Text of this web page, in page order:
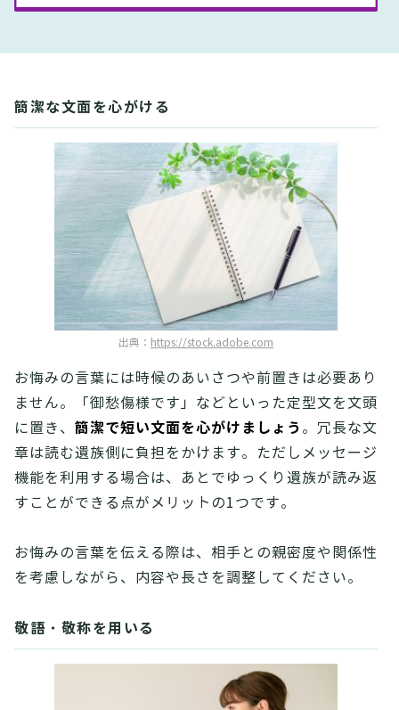
簡潔な文面を心がける
出典： https://stock.adobe.com
お悔みの言葉には時候のあいさつや前置きは必要あり
ません。「御愁傷様です」などといった定型文を文頭
に置き、 簡潔で短い文面を心がけましょう 。冗長な文
章は読む遺族側に負担をかけます。ただしメッセージ
機能を利用する場合は、あとでゆっくり遺族が読み返
すことができる点がメリットの1つです。
お悔みの言葉を伝える際は、相手との親密度や関係性
を考慮しながら、内容や長さを調整してください。
敬語・敬称を用いる